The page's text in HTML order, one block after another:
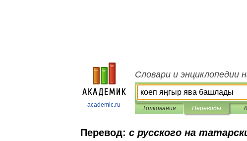
academic.ru
Словари и энциклопедии
Толкования Переводы
Перевод: с русского на